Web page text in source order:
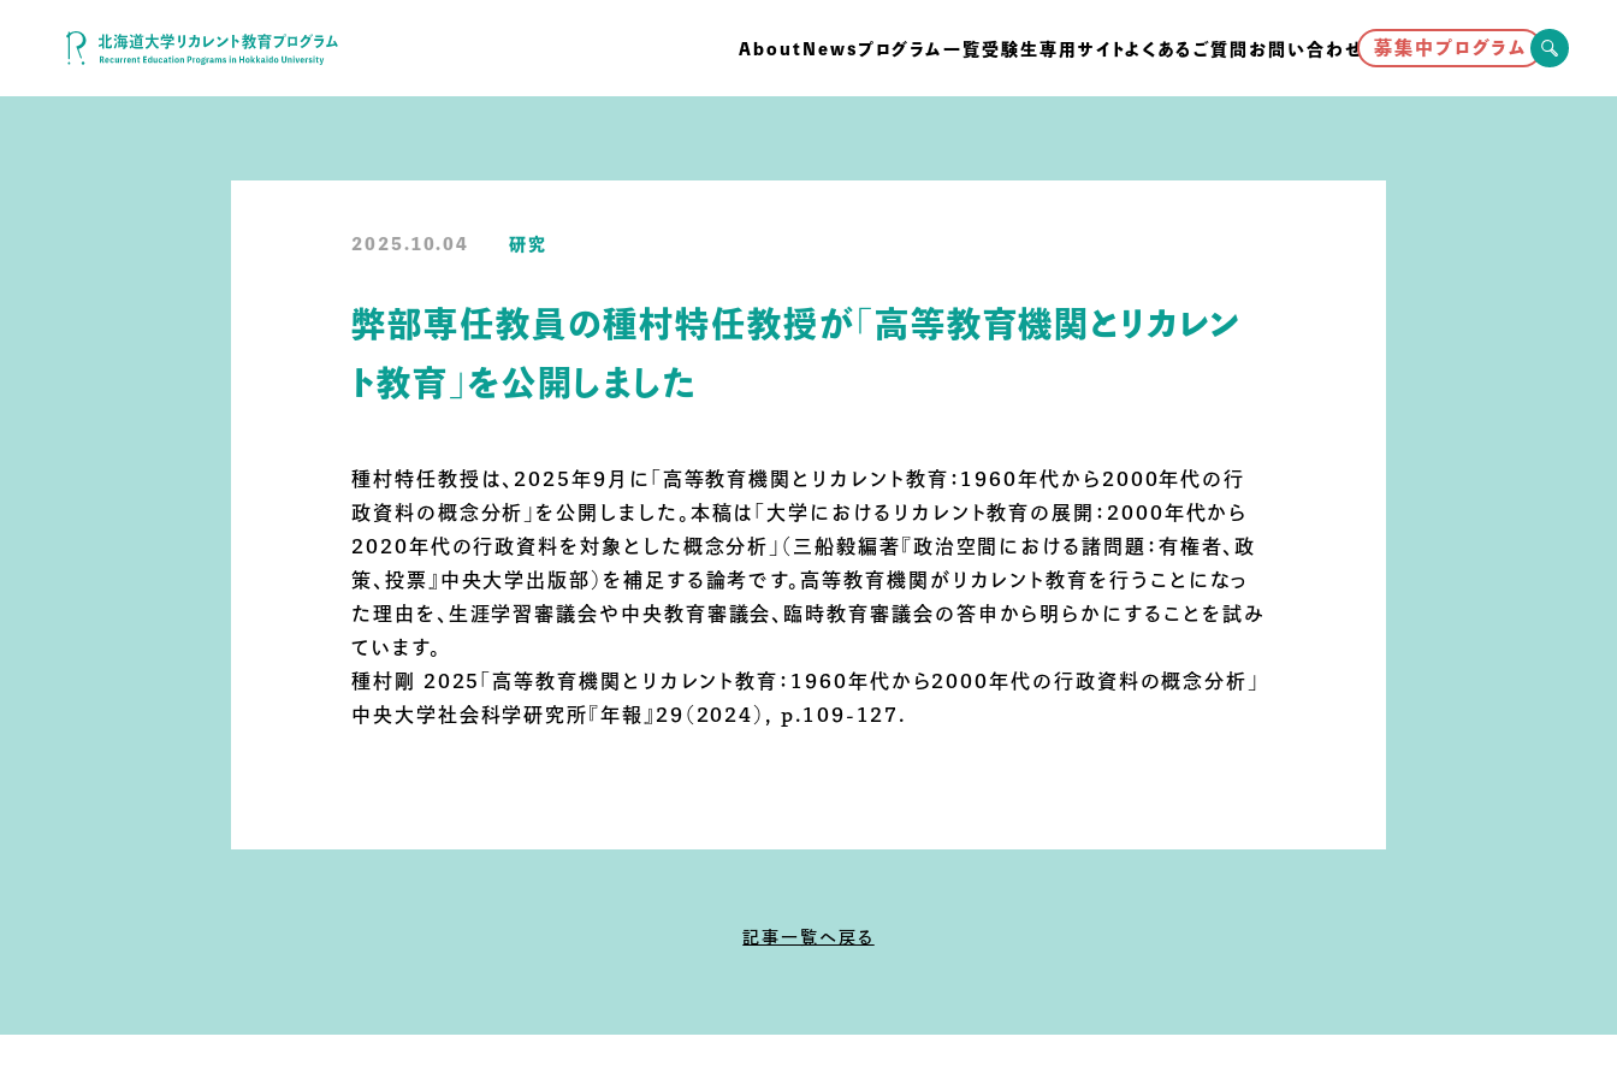
AboutNewsプログラム一覧受験生専用サイトよくあるご質問 お問い合わせ 募集中プログラム
2025.10.04 研究
弊部専任教員の種村特任教授が「高等教育機関とリカレン
ト教育」を公開しました
種村特任教授は、2025年9月に「高等教育機関とリカレント教育：1960年代から2000年代の行
政資料の概念分析」を公開しました。本稿は「大学におけるリカレント教育の展開：2000年代から
2020年代の行政資料を対象とした概念分析」（三船毅編著『政治空間における諸問題：有権者、政
策、投票』中央大学出版部）を補足する論考です。高等教育機関がリカレント教育を行うことになっ
た理由を、生涯学習審議会や中央教育審議会、臨時教育審議会の答申から明らかにすることを試み
ています。
種村剛 2025「高等教育機関とリカレント教育：1960年代から2000年代の行政資料の概念分析」
中央大学社会科学研究所『年報』29（2024）, p.109-127.
記事一覧へ戻る